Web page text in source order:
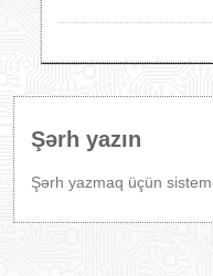
Şərh yazın
Şərh yazmaq üçün